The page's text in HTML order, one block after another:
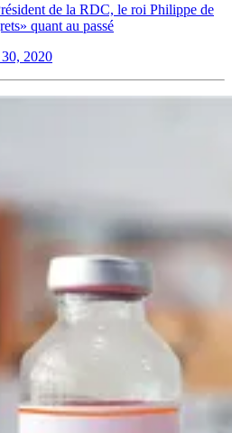
de la RDC, le roi Philippe de
quant au passé
2020